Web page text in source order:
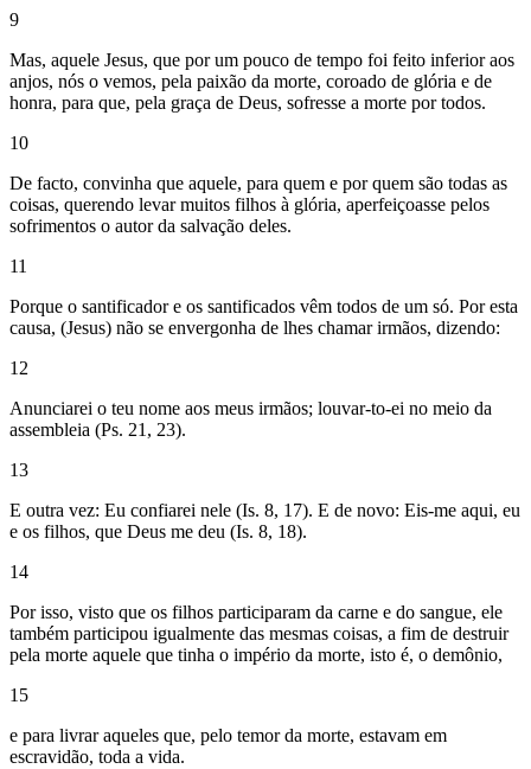
9
Mas, aquele Jesus, que por um pouco de tempo foi feito inferior aos
anjos, nós o vemos, pela paixão da morte, coroado de glória e de
honra, para que, pela graça de Deus, sofresse a morte por todos.
10
De facto, convinha que aquele, para quem e por quem são todas as
coisas, querendo levar muitos filhos à glória, aperfeiçoasse pelos
sofrimentos o autor da salvação deles.
11
Porque o santificador e os santificados vêm todos de um só. Por esta
causa, (Jesus) não se envergonha de lhes chamar irmãos, dizendo:
12
Anunciarei o teu nome aos meus irmãos; louvar-to-ei no meio da
assembleia (Ps. 21, 23).
13
E outra vez: Eu confiarei nele (Is. 8, 17). E de novo: Eis-me aqui, eu
e os filhos, que Deus me deu (Is. 8, 18).
14
Por isso, visto que os filhos participaram da carne e do sangue, ele
também participou igualmente das mesmas coisas, a fim de destruir
pela morte aquele que tinha o império da morte, isto é, o demônio,
15
e para livrar aqueles que, pelo temor da morte, estavam em
escravidão, toda a vida.